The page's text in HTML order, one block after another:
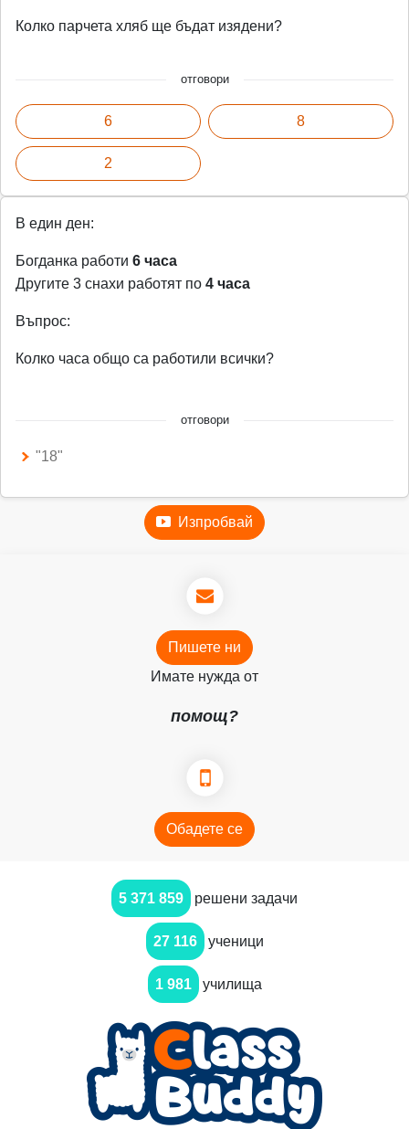
Колко парчета хляб ще бъдат изядени?
отговори
6
2
8
В един ден:
Богданка работи 6 часа
Другите 3 снахи работят по 4 часа
Въпрос:
Колко часа общо са работили всички?
отговори
"18"
Изпробвай
Пишете ни
Имате нужда от
помощ?
Обадете се
5 371 859 решени задачи
27 116 ученици
1 981 училища